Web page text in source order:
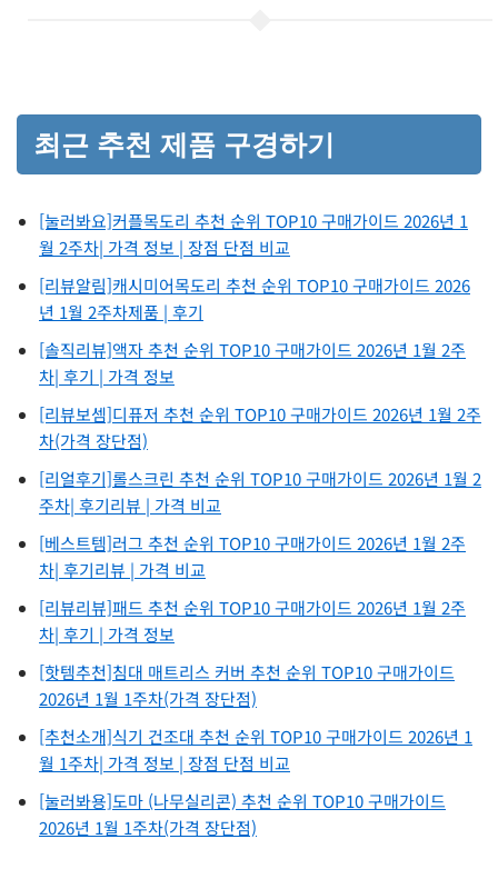
최근 추천 제품 구경하기
[눌러봐요]커플목도리 추천 순위 TOP10 구매가이드 2026년 1
월 2주차| 가격 정보 | 장점 단점 비교
[리뷰알림]캐시미어목도리 추천 순위 TOP10 구매가이드 2026
년 1월 2주차제품 | 후기
[솔직리뷰]액자 추천 순위 TOP10 구매가이드 2026년 1월 2주
차| 후기 | 가격 정보
[리뷰보셈]디퓨저 추천 순위 TOP10 구매가이드 2026년 1월 2주
차(가격 장단점)
[리얼후기]롤스크린 추천 순위 TOP10 구매가이드 2026년 1월 2
주차| 후기리뷰 | 가격 비교
[베스트템]러그 추천 순위 TOP10 구매가이드 2026년 1월 2주
차| 후기리뷰 | 가격 비교
[리뷰리뷰]패드 추천 순위 TOP10 구매가이드 2026년 1월 2주
차| 후기 | 가격 정보
[핫템추천]침대 매트리스 커버 추천 순위 TOP10 구매가이드
2026년 1월 1주차(가격 장단점)
[추천소개]식기 건조대 추천 순위 TOP10 구매가이드 2026년 1
월 1주차| 가격 정보 | 장점 단점 비교
[눌러봐용]도마 (나무실리콘) 추천 순위 TOP10 구매가이드
2026년 1월 1주차(가격 장단점)